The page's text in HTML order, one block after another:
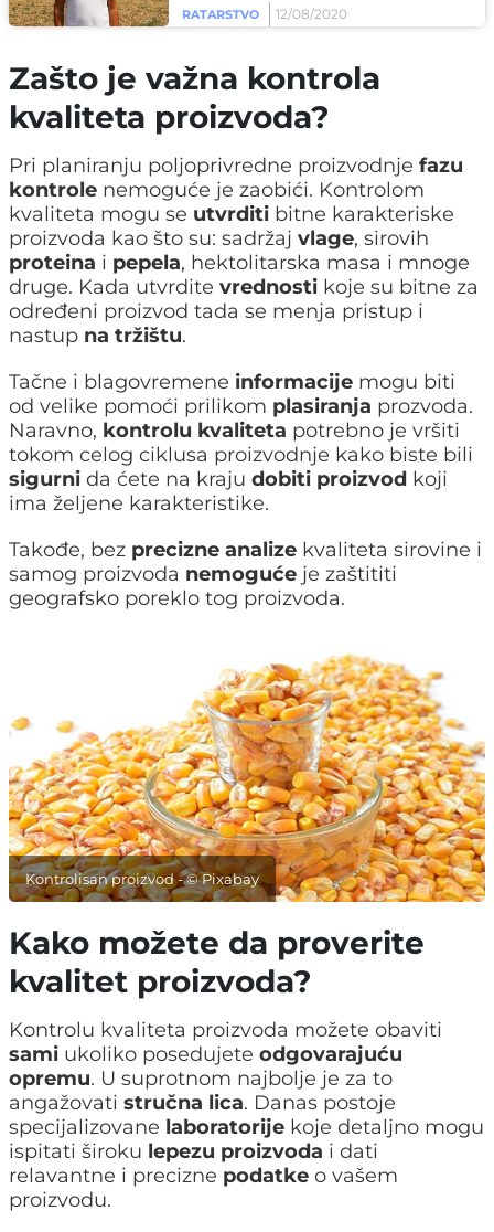
RATARSTVO
12/08/2020
Zašto je važna kontrola
kvaliteta proizvoda?
Pri planiranju poljoprivredne proizvodnje fazu
kontrole nemoguće je zaobići. Kontrolom
kvaliteta mogu se utvrditi bitne karakteriske
proizvoda kao što su: sadržaj vlage, sirovih
proteina i pepela, hektolitarska masa i mnoge
druge. Kada utvrdite vrednosti koje su bitne za
određeni proizvod tada se menja pristup i
nastup na tržištu.
Tačne i blagovremene informacije mogu biti
od velike pomoći prilikom plasiranja prozvoda.
Naravno, kontrolu kvaliteta potrebno je vršiti
tokom celog ciklusa proizvodnje kako biste bili
sigurni da ćete na kraju dobiti proizvod koji
ima željene karakteristike.
Takođe, bez precizne analize kvaliteta sirovine i
samog proizvoda nemoguće je zaštititi
geografsko poreklo tog proizvoda.
Kontrolisan proizvod - © Pixabay
Kako možete da proverite
kvalitet proizvoda?
Kontrolu kvaliteta proizvoda možete obaviti
sami ukoliko posedujete odgovarajuću
opremu. U suprotnom najbolje je za to
angažovati stručna lica. Danas postoje
specijalizovane laboratorije koje detaljno mogu
ispitati široku lepezu proizvoda i dati
relavantne i precizne podatke o vašem
proizvodu.